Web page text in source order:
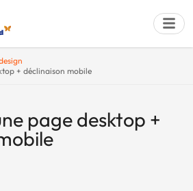
+ déclinaison mobile
page desktop +